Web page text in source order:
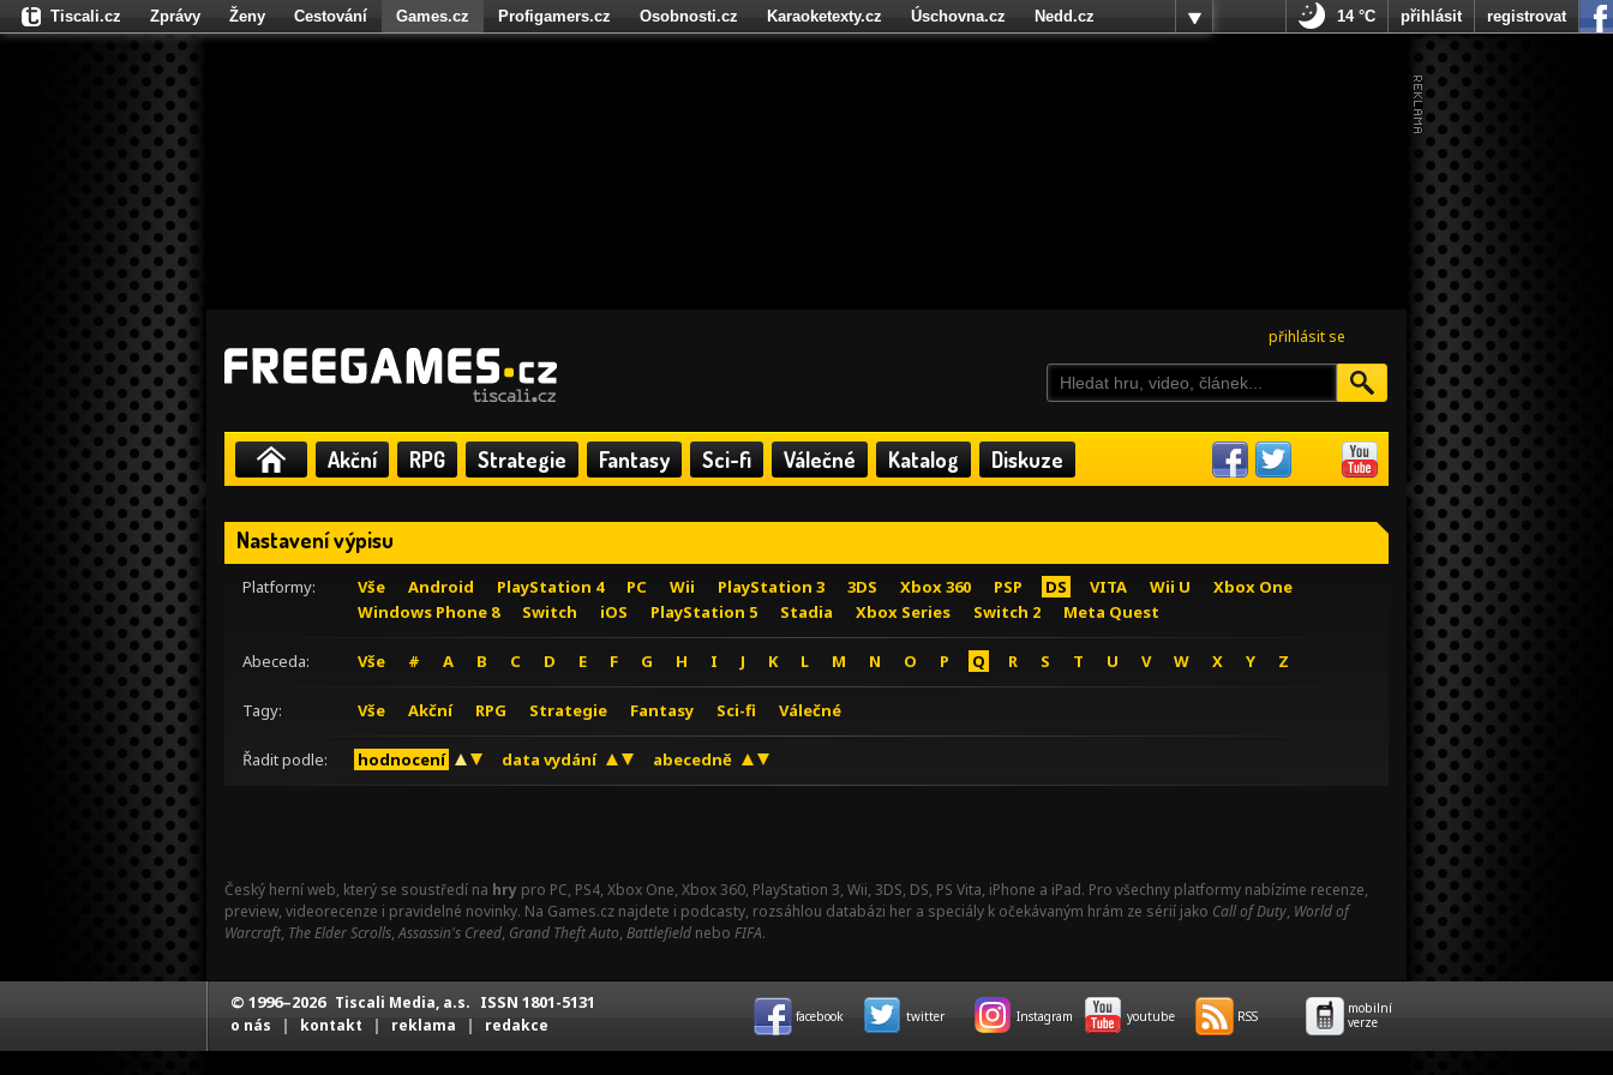
přihlásit se
Akční RPG Strategie Fantasy Sci-fi Válečné Katalog Diskuze
Nastavení výpisu
Platformy: Vše Android PlayStation 4 PC Wii PlayStation 3 3DS Xbox 360 PSP DS VITA Wii U
Xbox One
Windows Phone 8
Switch iOS PlayStation 5 Stadia Xbox Series Switch 2 Meta Quest
Abeceda: Vše # A B C D E F G H I J K L M N O P Q R S T U V W X Y Z
Tagy: Vše Akční RPG Strategie Fantasy Sci-fi Válečné
Řadit podle: hodnocení data vydání abecedně
Český herní web, který se soustředí na hry pro PC, PS4, Xbox One, Xbox 360, PlayStation 3, Wii, 3DS, DS, PS Vita, iPhone a iPad. Pro všechny platformy nabízíme recenze,
preview, videorecenze i pravidelné novinky. Na Games.cz najdete i podcasty, rozsáhlou databázi her a speciály k očekávaným hrám ze sérií jako Call of Duty, World of
Warcraft, The Elder Scrolls,Assassin's Creed, Grand Theft Auto, Battlefield nebo FIFA.
Tiscali.cz Zprávy Ženy Cestování Games.cz Profigamers.cz Osobnosti.cz Karaoketexty.cz Úschovna.cz
Nedd.cz
Fights.cz
14 °C přihlásit registrovat
© 1996–2026 Tiscali Media, a.s. ISSN 1801-5131
o nás | kontakt | reklama | redakce facebook twitter Instagram youtube RSS
mobilní
verze